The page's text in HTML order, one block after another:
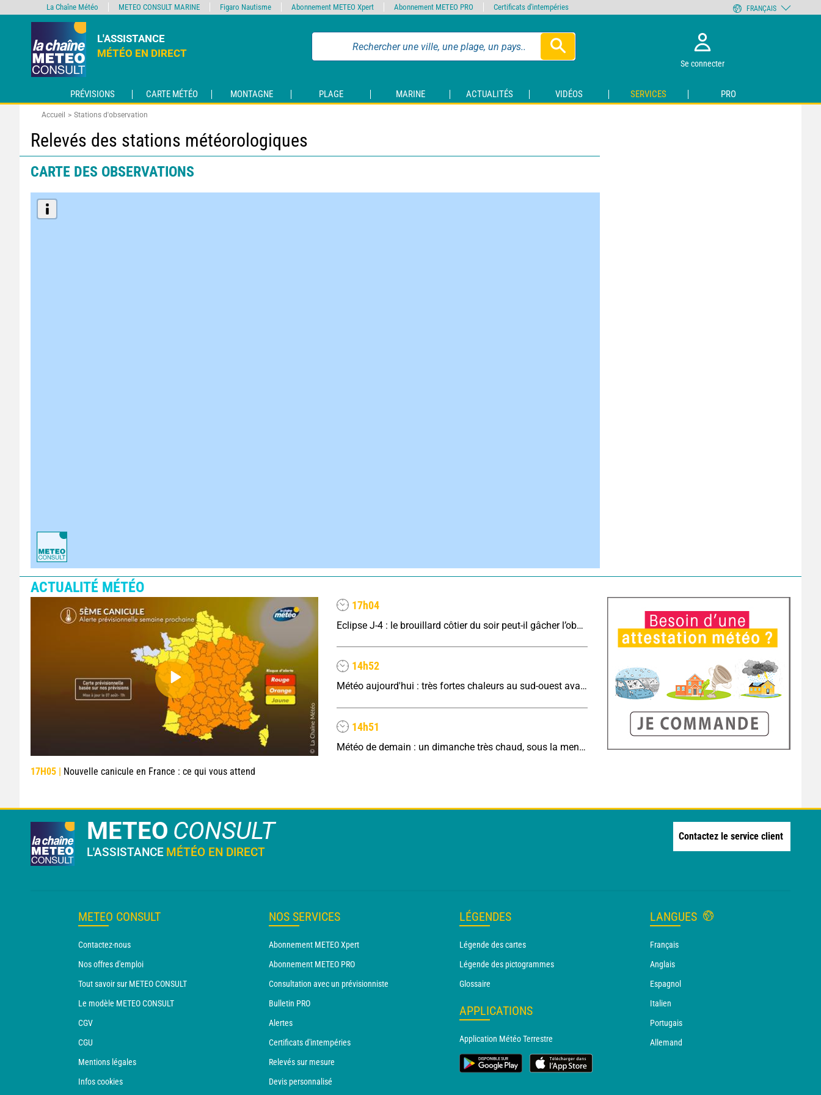
L'ASSISTANCE
MÉTÉO EN DIRECT
Se connecter
PRÉVISIONS CARTE MÉTÉO MONTAGNE PLAGE MARINE ACTUALITÉS VIDÉOS SERVICES PRO
Accueil Stations d'observation
Relevés des stations météorologiques
CARTE DES OBSERVATIONS
ACTUALITÉ MÉTÉO
17H05 | Nouvelle canicule en France : ce qui vous attend
17h04
Eclipse J-4 : le brouillard côtier du soir peut-il gâcher l’observation de l’éclipse à la plage ?
14h52
Météo aujourd'hui : très fortes chaleurs au sud-ouest avant des orages, jusqu'à 39°C
14h51
Météo de demain : un dimanche très chaud, sous la menace de quelques orages
METEO CONSULT
L'ASSISTANCE MÉTÉO EN DIRECT
Contactez le service client
METEO CONSULT
Contactez-nous
Nos offres d'emploi
Tout savoir sur METEO CONSULT
Le modèle METEO CONSULT
CGV
CGU
Mentions légales
Infos cookies
NOS SERVICES
Abonnement METEO Xpert
Abonnement METEO PRO
Consultation avec un prévisionniste
Bulletin PRO
Alertes
Certificats d'intempéries
Relevés sur mesure
Devis personnalisé
LÉGENDES
Légende des cartes
Légende des pictogrammes
Glossaire
APPLICATIONS
Application Météo Terrestre
LANGUES
Français
Anglais
Espagnol
Italien
Portugais
Allemand
La Chaîne Météo METEO CONSULT MARINE Figaro Nautisme Abonnement METEO Xpert Abonnement METEO PRO Certificats d'intempéries FRANÇAIS